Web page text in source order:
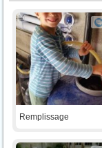
Remplissage